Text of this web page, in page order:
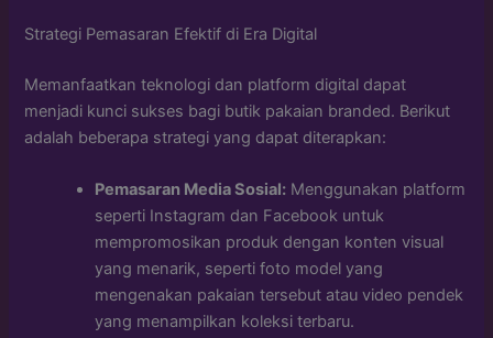
Strategi Pemasaran Efektif di Era Digital
Memanfaatkan teknologi dan platform digital dapat
menjadi kunci sukses bagi butik pakaian branded. Berikut
adalah beberapa strategi yang dapat diterapkan:
Pemasaran Media Sosial: Menggunakan platform
seperti Instagram dan Facebook untuk
mempromosikan produk dengan konten visual
yang menarik, seperti foto model yang
mengenakan pakaian tersebut atau video pendek
yang menampilkan koleksi terbaru.